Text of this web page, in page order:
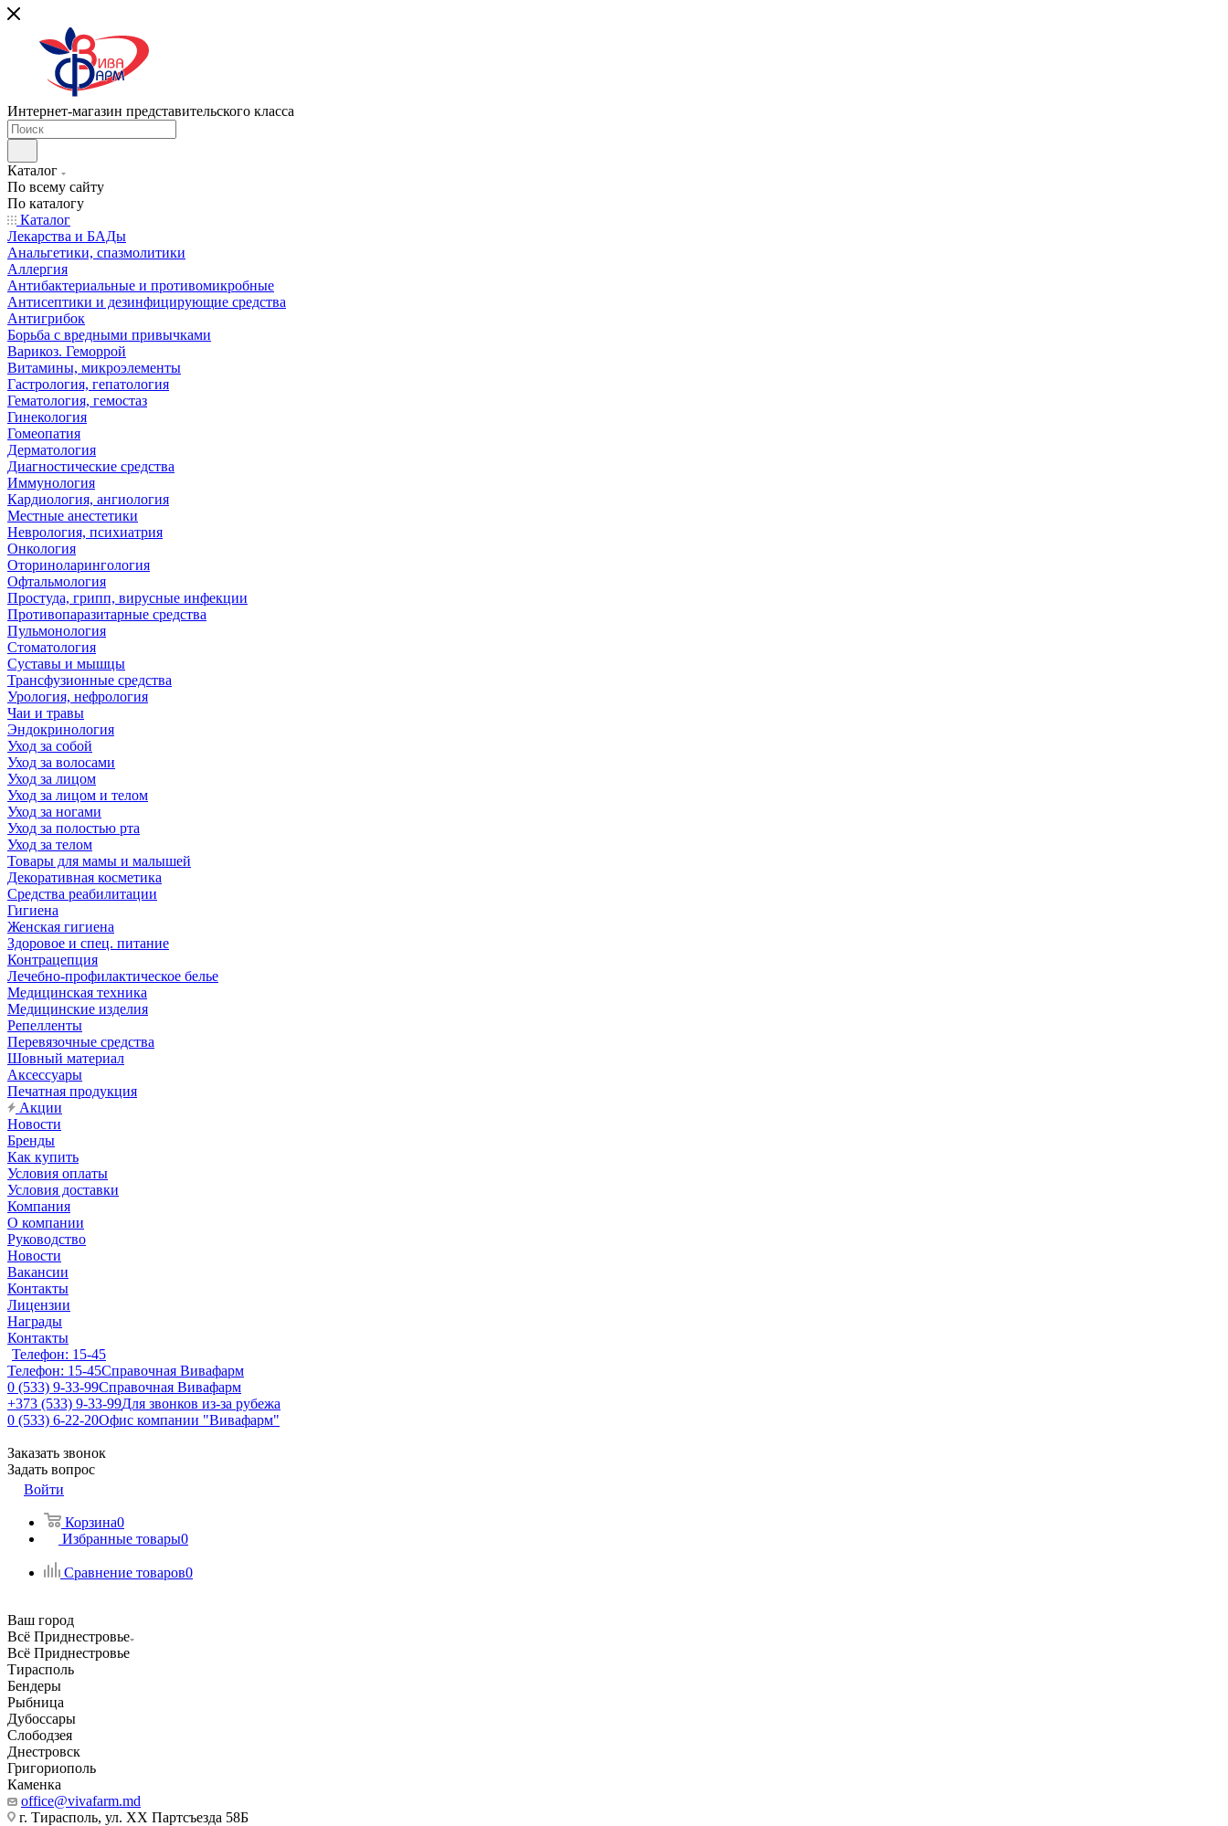
Интернет-магазин представительского класса
Каталог
По всему сайту
По каталогу
Каталог
Лекарства и БАДы
Анальгетики, спазмолитики
Аллергия
Антибактериальные и противомикробные
Антисептики и дезинфицирующие средства
Антигрибок
Борьба с вредными привычками
Варикоз. Геморрой
Витамины, микроэлементы
Гастрология, гепатология
Гематология, гемостаз
Гинекология
Гомеопатия
Дерматология
Диагностические средства
Иммунология
Кардиология, ангиология
Местные анестетики
Неврология, психиатрия
Онкология
Оториноларингология
Офтальмология
Простуда, грипп, вирусные инфекции
Противопаразитарные средства
Пульмонология
Стоматология
Суставы и мышцы
Трансфузионные средства
Урология, нефрология
Чаи и травы
Эндокринология
Уход за собой
Уход за волосами
Уход за лицом
Уход за лицом и телом
Уход за ногами
Уход за полостью рта
Уход за телом
Товары для мамы и малышей
Декоративная косметика
Средства реабилитации
Гигиена
Женская гигиена
Здоровое и спец. питание
Контрацепция
Лечебно-профилактическое белье
Медицинская техника
Медицинские изделия
Репелленты
Перевязочные средства
Шовный материал
Аксессуары
Печатная продукция
Акции
Новости
Бренды
Как купить
Условия оплаты
Условия доставки
Компания
О компании
Руководство
Новости
Вакансии
Контакты
Лицензии
Награды
Контакты
Телефон: 15-45
Телефон: 15-45Справочная Вивафарм
0 (533) 9-33-99Справочная Вивафарм
+373 (533) 9-33-99Для звонков из-за рубежа
0 (533) 6-22-20Офис компании "Вивафарм"
Заказать звонок
Задать вопрос
Войти
Корзина0
Избранные товары0
Сравнение товаров0
Ваш город
Всё Приднестровье
Всё Приднестровье
Тирасполь
Бендеры
Рыбница
Дубоссары
Слободзея
Днестровск
Григориополь
Каменка
office@vivafarm.md
г. Тирасполь, ул. ХХ Партсъезда 58Б